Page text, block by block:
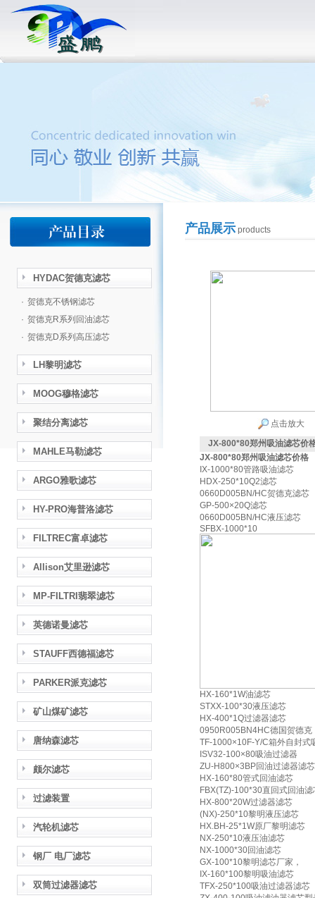
HYDAC贺德克滤芯
· 贺德克不锈钢滤芯
· 贺德克R系列回油滤芯
· 贺德克D系列高压滤芯
LH黎明滤芯
MOOG穆格滤芯
聚结分离滤芯
MAHLE马勒滤芯
ARGO雅歌滤芯
HY-PRO海普洛滤芯
FILTREC富卓滤芯
Allison艾里逊滤芯
MP-FILTRI翡翠滤芯
英德诺曼滤芯
STAUFF西德福滤芯
PARKER派克滤芯
矿山煤矿滤芯
唐纳森滤芯
颇尔滤芯
过滤装置
汽轮机滤芯
钢厂 电厂滤芯
双筒过滤器滤芯
产品展示products
点击放大
JX-800*80郑州吸油滤芯价
JX-800*80郑州吸油滤芯价格
IX-1000*80管路吸油滤芯
HDX-250*10Q2滤芯
0660D005BN/HC贺德克滤芯
GP-500×20Q滤芯
0660D005BN/HC液压滤芯
SFBX-1000*10
HX-160*1W油滤芯
STXX-100*30液压滤芯
HX-400*1Q过滤器滤芯
0950R005BN4HC德国贺德克
TF-1000×10F-Y/C箱外自封式
ISV32-100×80吸油过滤器
ZU-H800×3BP回油过滤器滤芯
HX-160*80管式回油滤芯
FBX(TZ)-100*30直回式回油滤
HX-800*20W过滤器滤芯
(NX)-250*10黎明液压滤芯
HX.BH-25*1W原厂黎明滤芯
NX-250*10液压油滤芯
NX-1000*30回油滤芯
GX-100*10黎明滤芯厂家，
IX-160*100黎明吸油滤芯
TFX-250*100吸油过滤器滤芯